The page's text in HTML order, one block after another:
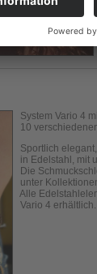
System Vario 4
10
Sportlich
in Edelstahl, mit
Die
unter
Alle
Vario 4 erhältlich.